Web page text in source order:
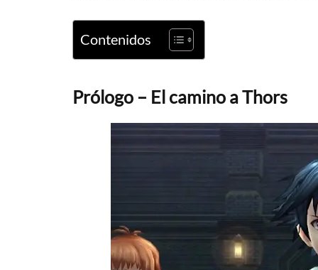
Contenidos
Prólogo – El camino a Thors